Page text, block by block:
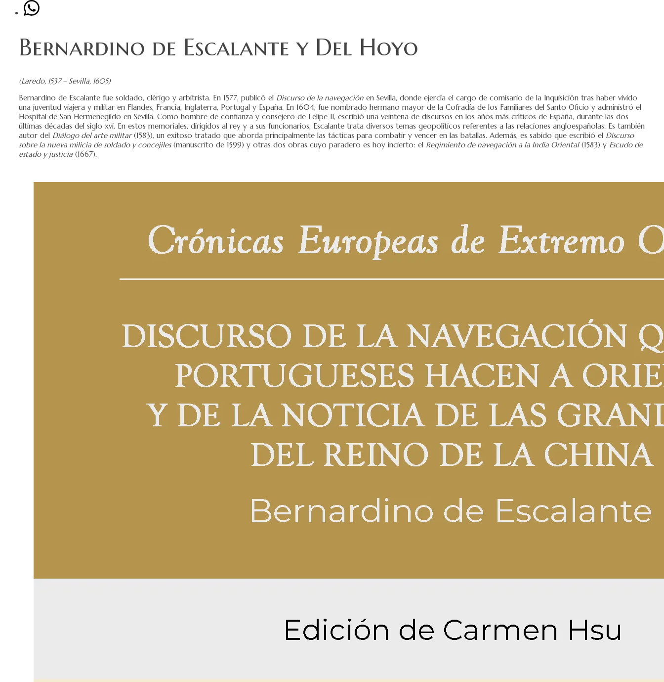
Bernardino de Escalante y Del Hoyo
(Laredo, 1537 – Sevilla, 1605)
Bernardino de Escalante fue soldado, clérigo y arbitrista. En 1577, publicó el Discurso de la navegación en Sevilla, donde ejercía el cargo de comisario de la Inquisición tras haber vivido
una juventud viajera y militar en Flandes, Francia, Inglaterra, Portugal y España. En 1604, fue nombrado hermano mayor de la Cofradía de los Familiares del Santo Oficio y administró el
Hospital de San Hermenegildo en Sevilla. Como hombre de confianza y consejero de Felipe II, escribió una veintena de discursos en los años más críticos de España, durante las dos
últimas décadas del siglo xvi. En estos memoriales, dirigidos al rey y a sus funcionarios, Escalante trata diversos temas geopolíticos referentes a las relaciones angloespañolas. Es también
autor del Diálogo del arte militar(1583), un exitoso tratado que aborda principalmente las tácticas para combatir y vencer en las batallas. Además, es sabido que escribió el Discurso
sobre la nueva milicia de soldado y concejiles(manuscrito de 1599) y otras dos obras cuyo paradero es hoy incierto: el Regimiento de navegación a la India Oriental(1583) y Escudo de
estado y justicia (1667).